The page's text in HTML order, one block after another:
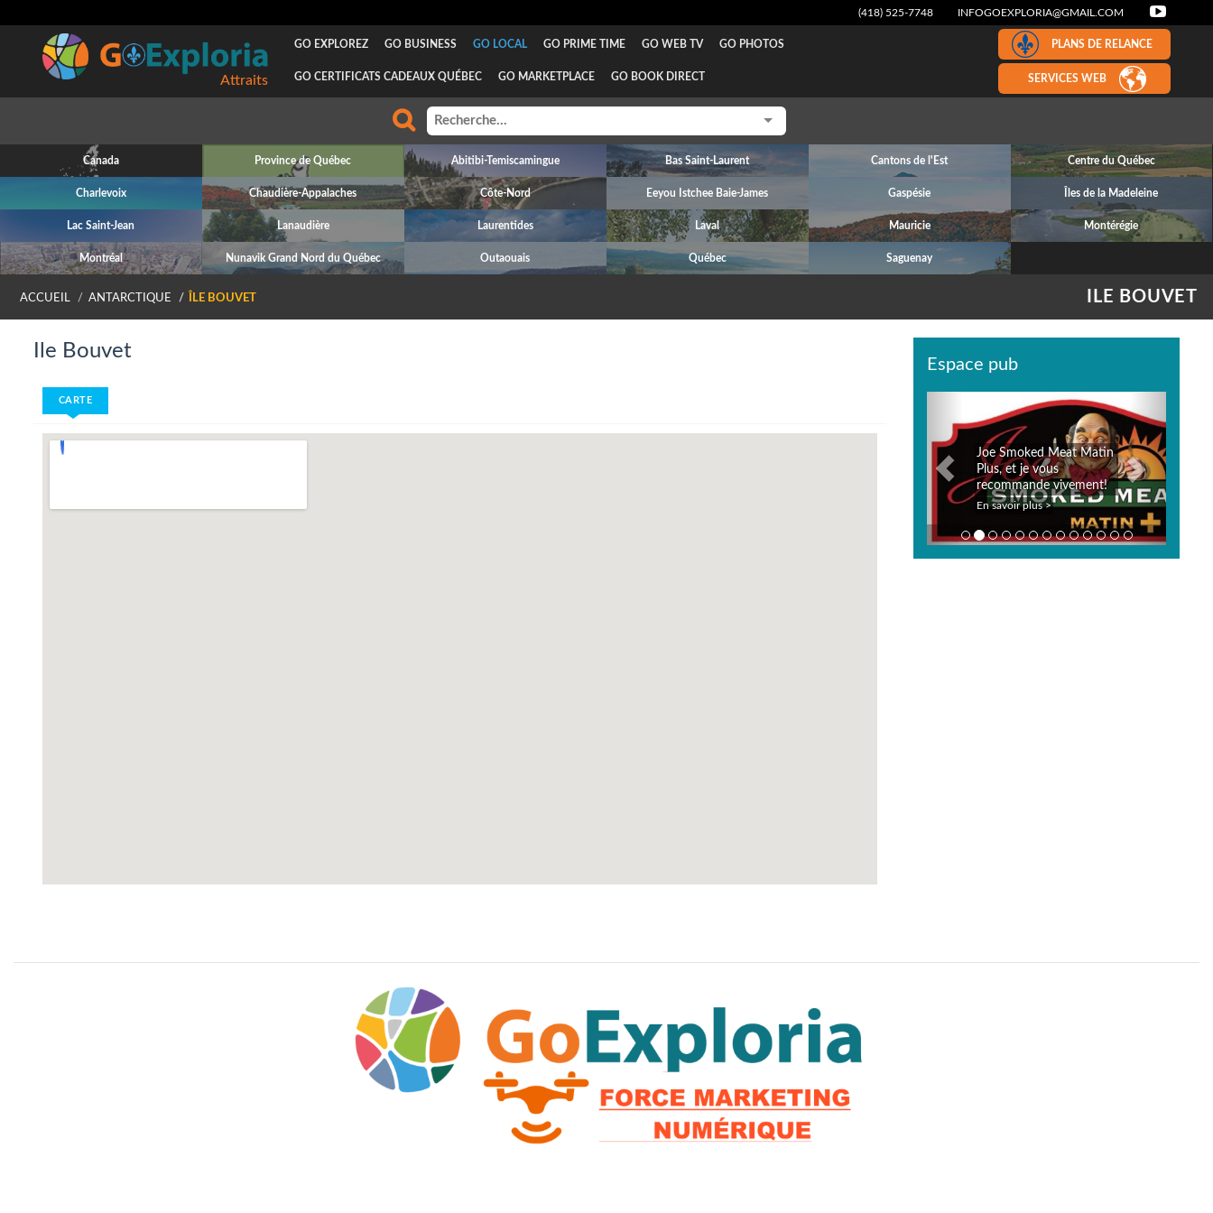
(418) 525-7748 INFOGOEXPLORIA@GMAIL.COM
Attraits
GO EXPLOREZ GO BUSINESS GO LOCAL GO PRIME TIME GO WEB TV GO PHOTOS
GO CERTIFICATS CADEAUX QUÉBEC GO MARKETPLACE GO BOOK DIRECT
PLANS DE RELANCE
SERVICES WEB
Canada Province de Québec Abitibi-Temiscamingue Bas Saint-Laurent Cantons de l'Est Centre du Québec
Charlevoix Chaudière-Appalaches Côte-Nord Eeyou Istchee Baie-James Gaspésie Îles de la Madeleine
Lac Saint-Jean Lanaudière Laurentides Laval Mauricie Montérégie
Montréal Nunavik Grand Nord du Québec Outaouais Québec Saguenay
ILE BOUVET
ACCUEIL ANTARCTIQUE ÎLE BOUVET
Ile Bouvet
CARTE
Espace pub
Joe Smoked Meat Matin
Plus, et je vous
recommande vivement!
En savoir plus >